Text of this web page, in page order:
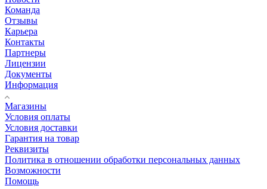
Команда
Отзывы
Карьера
Контакты
Партнеры
Лицензии
Документы
Информация
Магазины
Условия оплаты
Условия доставки
Гарантия на товар
Реквизиты
Политика в отношении обработки персональных данных
Возможности
Помощь